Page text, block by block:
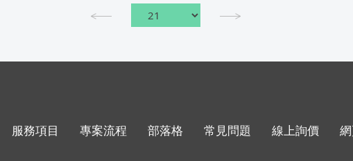
服務項目 專案流程 部落格 常見問題 線上詢價